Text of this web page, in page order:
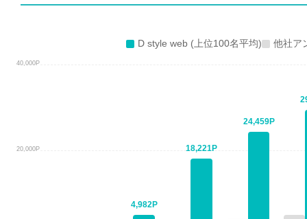
D style web (上位100名平均) 他社ア
20,000P
40,000P
4,982P
18,221P
24,459P